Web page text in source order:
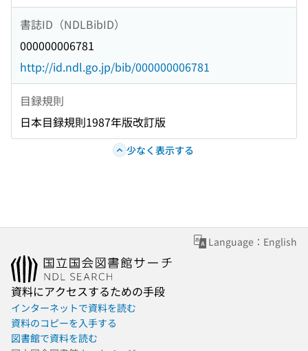
書誌ID（NDLBibID）
000000006781
http://id.ndl.go.jp/bib/000000006781
目録規則
日本目録規則1987年版改訂版
少なく表示する
Language：English
資料にアクセスするための手段
インターネットで資料を読む
資料のコピーを入手する
図書館で資料を読む